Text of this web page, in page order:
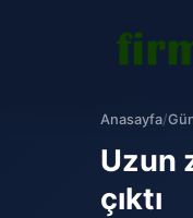
Anasayfa/
Uzun
çıktı